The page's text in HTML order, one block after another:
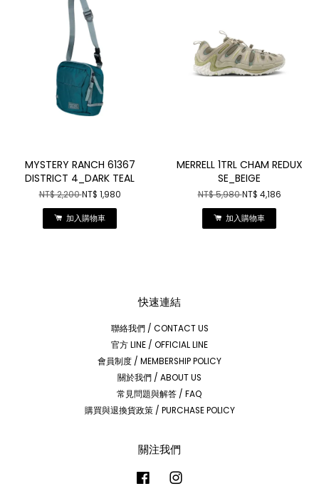
MYSTERY RANCH 61367
DISTRICT 4_DARK TEAL
NT$ 2,200NT$ 1,980
加入購物車
MERRELL 1TRL CHAM REDUX
SE_BEIGE
NT$ 5,980NT$ 4,186
加入購物車
快速連結
聯絡我們 / CONTACT US
官方 LINE / OFFICIAL LINE
會員制度 / MEMBERSHIP POLICY
關於我們 / ABOUT US
常見問題與解答 / FAQ
購買與退換貨政策 / PURCHASE POLICY
關注我們
Facebook